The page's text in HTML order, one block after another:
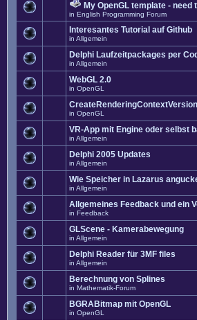
My OpenGL template - need
in English Programming Forum
Interesantes Tutorial auf Github
in Allgemein
Delphi Laufzeitpackages per
in Allgemein
WebGL 2.0
in OpenGL
in OpenGL
VR-App mit Engine oder selbst
in Allgemein
Delphi 2005 Updates
in Allgemein
Wie Speicher in Lazarus
in Allgemein
Allgemeines Feedback und ein
in Feedback
GLScene - Kamerabewegung
in Allgemein
Delphi Reader für 3MF files
in Allgemein
Berechnung von Splines
in Mathematik-Forum
BGRABitmap mit OpenGL
in OpenGL